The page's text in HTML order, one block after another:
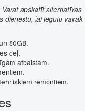
apskatīt alternatīvas
dienestu, lai iegūtu vairāk
80GB.
dēļ.
atbalstam.
remontiem.